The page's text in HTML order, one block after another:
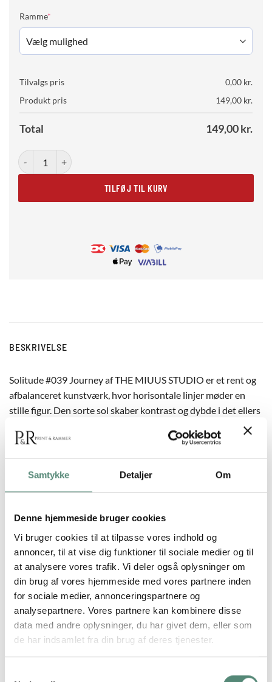
Samtykke Detaljer Om
Denne hjemmeside bruger cookies
Vi bruger cookies til at tilpasse vores indhold og
annoncer, til at vise dig funktioner til sociale medier og til
at analysere vores trafik. Vi deler også oplysninger om
din brug af vores hjemmeside med vores partnere inden
for sociale medier, annonceringspartnere og
analysepartnere. Vores partnere kan kombinere disse
data med andre oplysninger, du har givet dem, eller som
de har indsamlet fra din brug af deres tjenester.
Ramme*
Tilvalgs pris 0,00 kr.
Produkt pris
149,00 kr.
Total 149,00kr.
Solitude #039 Journey antal
TILFØJ TIL KURV
BESKRIVELSE
Solitude #039 Journey af THE MIUUS STUDIO er et rent og
afbalanceret kunstværk, hvor horisontale linjer møder en
stille figur. Den sorte sol skaber kontrast og dybde i det ellers
lyse og minimalistiske univers. Stilen er japandi-inspireret og
passer perfekt til meditative rum, stuer og arbejdsområder. Et
motiv, der inviterer til refleksion.
YDERLIGERE INFORMATION
STØRRELSE 29,7×42 cm, 42×59,4 cm, 50×70 cm
ANMELDELSER
FREMRAGENDE